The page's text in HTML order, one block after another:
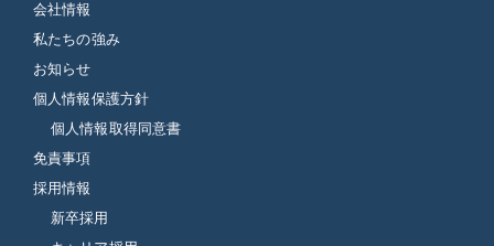
会社情報
私たちの強み
お知らせ
個人情報保護方針
個人情報取得同意書
免責事項
採用情報
新卒採用